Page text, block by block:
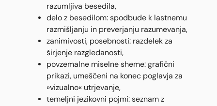
razumljiva besedila,
delo z besedilom: spodbude k lastnemu
razmišljanju in preverjanju razumevanja,
zanimivosti, posebnosti: razdelek za
širjenje razgledanosti,
povzemalne miselne sheme: grafični
prikazi, umeščeni na konec poglavja za
»vizualno« utrjevanje,
temeljni jezikovni pojmi: seznam z